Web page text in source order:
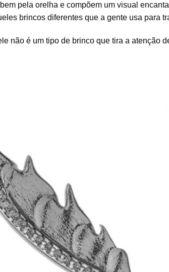
pela orelha e compõem um visual
brincos diferentes que a gente usa para
não é um tipo de brinco que tira a atenção